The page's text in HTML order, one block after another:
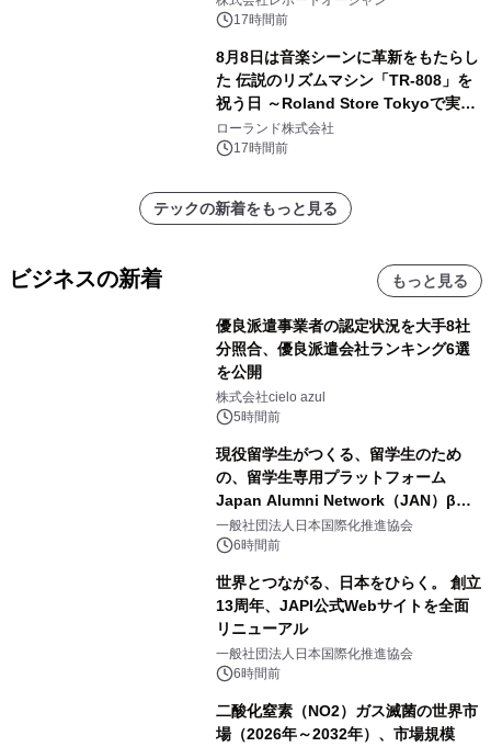
17時間前
8月8日は音楽シーンに革新をもたらし
た 伝説のリズムマシン「TR-808」を
祝う日 ～Roland Store Tokyoで実機
を展示しての 記念キャンペーンを開
催 英国ラジオ「NTS」の 特別プログ
アーティストを フィーチャーしたアニ
メーションを公開～
ローランド株式会社
17時間前
テックの新着をもっと見る
ビジネスの新着 もっと見る
優良派遣事業者の認定状況を大手8社
分照合、優良派遣会社ランキング6選
を公開
株式会社cielo azul
5時間前
現役留学生がつくる、留学生のため
の、留学生専用プラットフォーム
Japan Alumni Network（JAN）β版
をリリース
一般社団法人日本国際化推進協会
6時間前
世界とつながる、日本をひらく。 創立
13周年、JAPI公式Webサイトを全面
リニューアル
一般社団法人日本国際化推進協会
6時間前
二酸化窒素（NO2）ガス滅菌の世界市
場（2026年～2032年）、市場規模